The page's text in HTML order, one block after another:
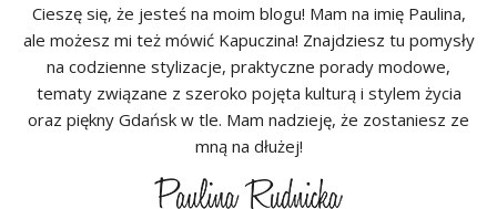
Cieszę się, że jesteś na moim blogu! Mam na imię Paulina,
ale możesz mi też mówić Kapuczina! Znajdziesz tu pomysły
na codzienne stylizacje, praktyczne porady modowe,
tematy związane z szeroko pojęta kulturą i stylem życia
oraz piękny Gdańsk w tle. Mam nadzieję, że zostaniesz ze
mną na dłużej!